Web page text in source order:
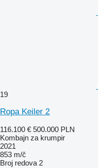
19
Ropa Keiler 2
116.100 € 500.000 PLN
Kombajn za krumpir
2021
853 m/č
Broj redova 2